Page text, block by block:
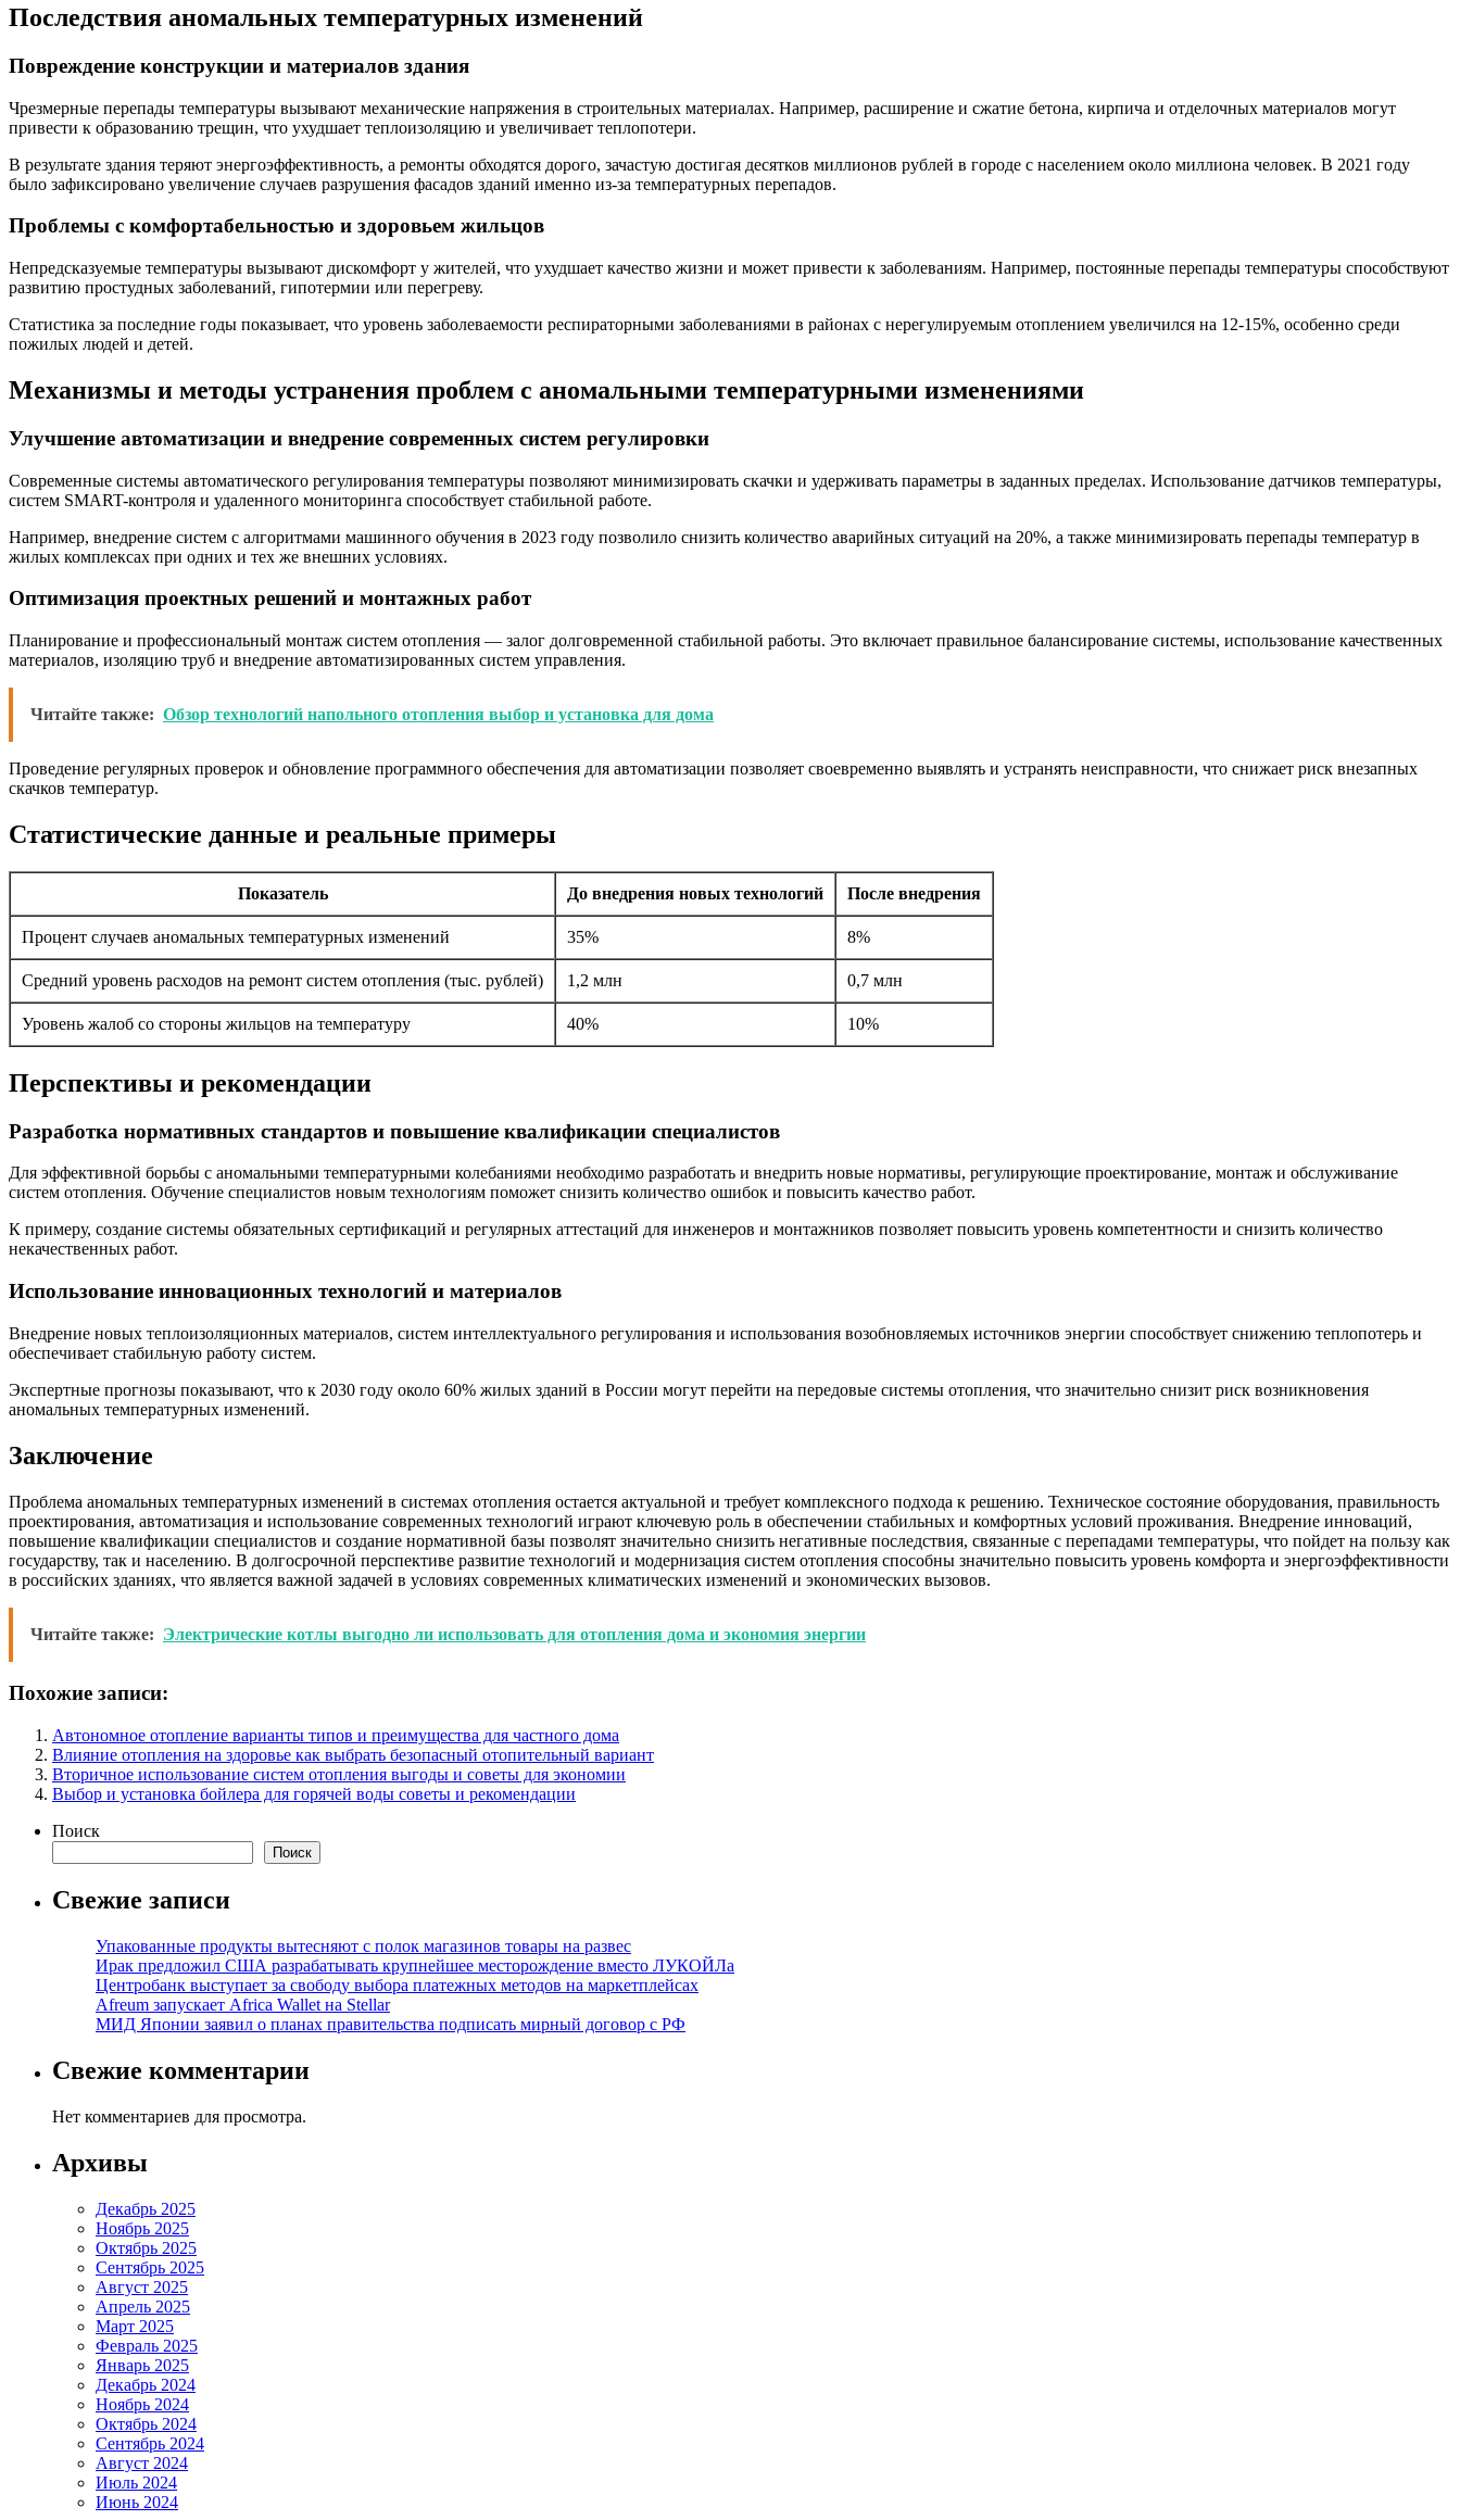
Последствия аномальных температурных изменений
Повреждение конструкции и материалов здания
Чрезмерные перепады температуры вызывают механические напряжения в строительных материалах. Например, расширение и сжатие бетона, кирпича и отделочных материалов могут
привести к образованию трещин, что ухудшает теплоизоляцию и увеличивает теплопотери.
В результате здания теряют энергоэффективность, а ремонты обходятся дорого, зачастую достигая десятков миллионов рублей в городе с населением около миллиона человек. В 2021 году
было зафиксировано увеличение случаев разрушения фасадов зданий именно из-за температурных перепадов.
Проблемы с комфортабельностью и здоровьем жильцов
Непредсказуемые температуры вызывают дискомфорт у жителей, что ухудшает качество жизни и может привести к заболеваниям. Например, постоянные перепады температуры способствуют
развитию простудных заболеваний, гипотермии или перегреву.
Статистика за последние годы показывает, что уровень заболеваемости респираторными заболеваниями в районах с нерегулируемым отоплением увеличился на 12-15%, особенно среди
пожилых людей и детей.
Механизмы и методы устранения проблем с аномальными температурными изменениями
Улучшение автоматизации и внедрение современных систем регулировки
Современные системы автоматического регулирования температуры позволяют минимизировать скачки и удерживать параметры в заданных пределах. Использование датчиков температуры,
систем SMART-контроля и удаленного мониторинга способствует стабильной работе.
Например, внедрение систем с алгоритмами машинного обучения в 2023 году позволило снизить количество аварийных ситуаций на 20%, а также минимизировать перепады температур в
жилых комплексах при одних и тех же внешних условиях.
Оптимизация проектных решений и монтажных работ
Планирование и профессиональный монтаж систем отопления — залог долговременной стабильной работы. Это включает правильное балансирование системы, использование качественных
материалов, изоляцию труб и внедрение автоматизированных систем управления.
Читайте также: Обзор технологий напольного отопления выбор и установка для дома
Проведение регулярных проверок и обновление программного обеспечения для автоматизации позволяет своевременно выявлять и устранять неисправности, что снижает риск внезапных
скачков температур.
Статистические данные и реальные примеры
Показатель До внедрения новых технологий После внедрения
Процент случаев аномальных температурных изменений 35% 8%
Средний уровень расходов на ремонт систем отопления (тыс. рублей) 1,2 млн 0,7 млн
Уровень жалоб со стороны жильцов на температуру 40% 10%
Перспективы и рекомендации
Разработка нормативных стандартов и повышение квалификации специалистов
Для эффективной борьбы с аномальными температурными колебаниями необходимо разработать и внедрить новые нормативы, регулирующие проектирование, монтаж и обслуживание
систем отопления. Обучение специалистов новым технологиям поможет снизить количество ошибок и повысить качество работ.
К примеру, создание системы обязательных сертификаций и регулярных аттестаций для инженеров и монтажников позволяет повысить уровень компетентности и снизить количество
некачественных работ.
Использование инновационных технологий и материалов
Внедрение новых теплоизоляционных материалов, систем интеллектуального регулирования и использования возобновляемых источников энергии способствует снижению теплопотерь и
обеспечивает стабильную работу систем.
Экспертные прогнозы показывают, что к 2030 году около 60% жилых зданий в России могут перейти на передовые системы отопления, что значительно снизит риск возникновения
аномальных температурных изменений.
Заключение
Проблема аномальных температурных изменений в системах отопления остается актуальной и требует комплексного подхода к решению. Техническое состояние оборудования, правильность
проектирования, автоматизация и использование современных технологий играют ключевую роль в обеспечении стабильных и комфортных условий проживания. Внедрение инноваций,
повышение квалификации специалистов и создание нормативной базы позволят значительно снизить негативные последствия, связанные с перепадами температуры, что пойдет на пользу как
государству, так и населению. В долгосрочной перспективе развитие технологий и модернизация систем отопления способны значительно повысить уровень комфорта и энергоэффективности
в российских зданиях, что является важной задачей в условиях современных климатических изменений и экономических вызовов.
Читайте также: Электрические котлы выгодно ли использовать для отопления дома и экономия энергии
Похожие записи:
Автономное отопление варианты типов и преимущества для частного дома
Влияние отопления на здоровье как выбрать безопасный отопительный вариант
Вторичное использование систем отопления выгоды и советы для экономии
Выбор и установка бойлера для горячей воды советы и рекомендации
Поиск
Поиск
Свежие записи
Упакованные продукты вытесняют с полок магазинов товары на развес
Ирак предложил США разрабатывать крупнейшее месторождение вместо ЛУКОЙЛа
Центробанк выступает за свободу выбора платежных методов на маркетплейсах
Afreum запускает Africa Wallet на Stellar
МИД Японии заявил о планах правительства подписать мирный договор с РФ
Свежие комментарии
Нет комментариев для просмотра.
Архивы
Декабрь 2025
Ноябрь 2025
Октябрь 2025
Сентябрь 2025
Август 2025
Апрель 2025
Март 2025
Февраль 2025
Январь 2025
Декабрь 2024
Ноябрь 2024
Октябрь 2024
Сентябрь 2024
Август 2024
Июль 2024
Июнь 2024